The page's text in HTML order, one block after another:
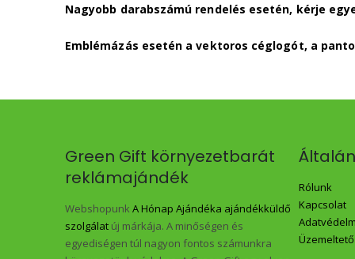
Nagyobb darabszámú rendelés esetén, kérje
Emblémázás esetén a vektoros céglogót, a
Green Gift környezetbarát
reklámajándék
Webshopunk A Hónap Ajándéka ajándékküldő
szolgálat új márkája. A minőségen és
egyediségen túl nagyon fontos számunkra
Rólunk
Kapcsolat
Üzemeltető